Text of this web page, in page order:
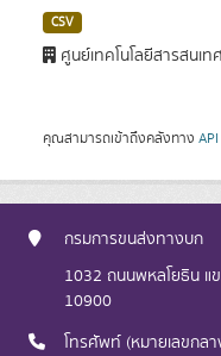
CSV
ศูนย์เทคโนโลยีสารสนเทศ
คุณสามารถเข้าถึงคลังทาง API
กรมการขนส่งทางบก
1032 ถนนพหลโยธิน แ
10900
โทรศัพท์ (หมายเลขกล